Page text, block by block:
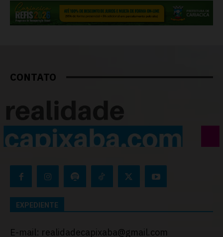
CONTATO
EXPEDIENTE
E-mail: realidadecapixaba@gmail.com